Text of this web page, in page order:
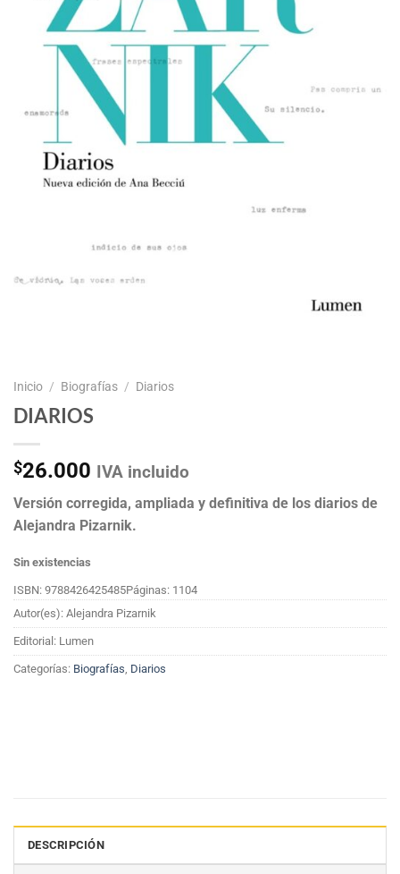
Inicio / Biografías / Diarios
DIARIOS
$26.000 IVA incluido
Versión corregida, ampliada y definitiva de los diarios de
Alejandra Pizarnik.
Sin existencias
ISBN: 9788426425485Páginas: 1104
Autor(es): Alejandra Pizarnik
Editorial: Lumen
Categorías: Biografías Diarios
DESCRIPCIÓN